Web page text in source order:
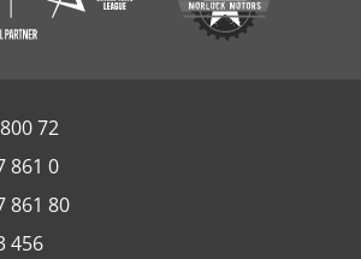
72
861 0
861 80
456